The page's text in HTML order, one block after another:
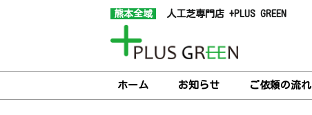
熊本全域 人工芝専門店 +PLUS GREEN
ホーム お知らせ ご依頼の流れ